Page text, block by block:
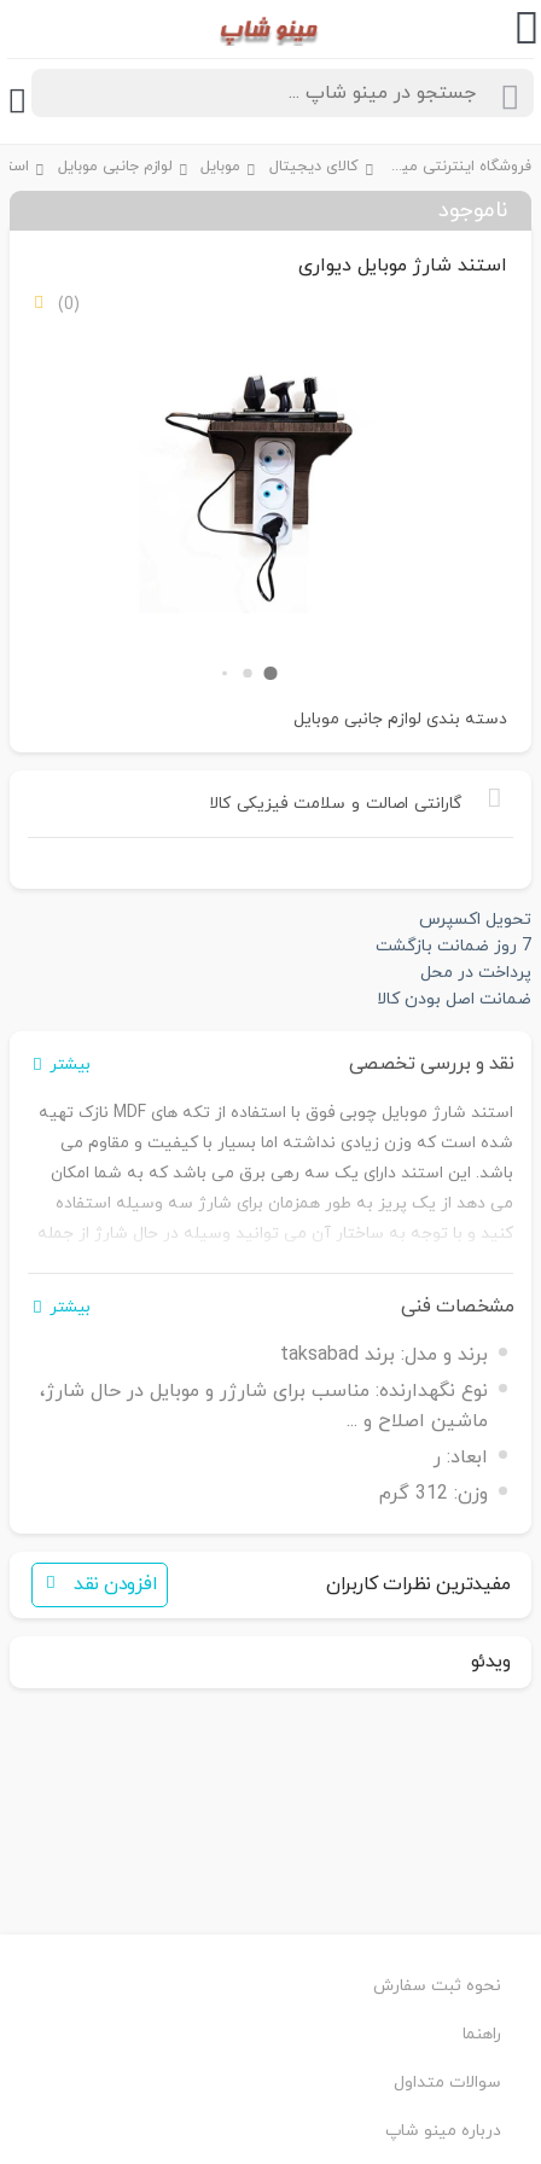
فروشگاه اینترنتی مینو شاپ کالای دیجیتال موبایل لوازم جانبی موبایل
ناموجود
استند شارژ موبایل دیواری
(0)
دسته بندی لوازم جانبی موبایل
گارانتی اصالت و سلامت فیزیکی کالا
تحویل اکسپرس
7 روز ضمانت بازگشت
پرداخت در محل
ضمانت اصل بودن کالا
نقد و بررسی تخصصی بیشتر
استند شارژ موبایل چوبی فوق با استفاده از تکه های MDF نازک تهیه
شده است که وزن زیادی نداشته اما بسیار با کیفیت و مقاوم می
باشد. این استند دارای یک سه رهی برق می باشد که به شما امکان
می دهد از یک پریز به طور همزمان برای شارژ سه وسیله استفاده
کنید و با توجه به ساختار آن می توانید وسیله در حال شارژ از جمله
مشخصات فنی بیشتر
برند و مدل: برند taksabad
نوع نگهدارنده: مناسب برای شارژر و موبایل در حال شارژ،
ماشین اصلاح و ...
ابعاد: ر
وزن: 312 گرم
مفیدترین نظرات کاربران افزودن نقد
ویدئو
نحوه ثبت سفارش
راهنما
سوالات متداول
درباره مینو شاپ